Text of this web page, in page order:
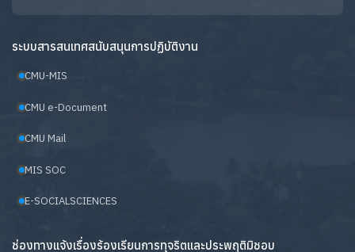
ระบบสารสนเทศสนับสนุนการปฏิบัติงาน
CMU-MIS
CMU e-Document
CMU Mail
MIS SOC
E-SOCIALSCIENCES
ช่องทางแจ้งเรื่องร้องเรียนการทุจริตและประพฤติมิชอบ